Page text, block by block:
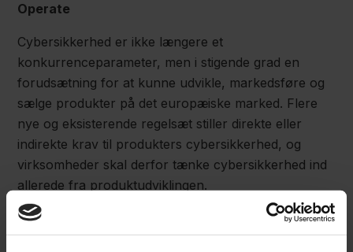
Operate
Cybersikkerhed er ikke længere et
konkurrenceparameter, men i stigende grad en
forudsætning for at kunne udvikle, markedsføre og
sælge produkter på det europæiske marked. Flere
nye og eksisterende regelsæt stiller direkte eller
indirekte krav til produkters cybersikkerhed, og
virksomheder skal derfor tænke cybersikkerhed ind
allerede fra produktudviklingen.
Vi giver et overblik over de vigtigste regler og
diskuterer, hvordan virksomheder omsætter kravene